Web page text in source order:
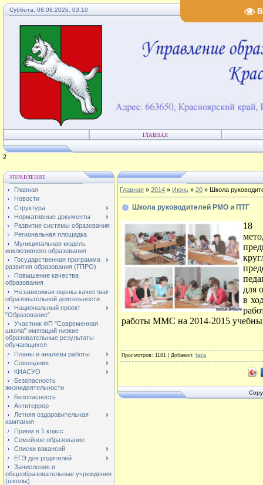
Суббота, 08.08.2026, 03:10
ГЛАВНАЯ
4
УПРАВЛЕНИЕ
Главная
Новости
Структура
Нормативные документы
Развитие системы образования
Региональная площадка
Муниципальная модель
инклюзивного образования
Государственная программа
развития образования (ГПРО)
Повышение качества
образования
Независимая оценка качества
образовательной деятельности
Национальный проект
"Образование"
Участник ФП "Современная
школа" имеющий низкие
образовательные результаты
обучающихся
Планы и анализы работы
Совещания
КИАСУО
Безопасность
жизнидеятельности
Безопасность
Антитеррор
Летняя оздоровительная
кампания
Прием в 1 класс
Семейное образование
Списки вакансий
ЕГЭ для родителей
Зачисление в
общеобразовательные учреждения
(школы)
Главная » 2014 » Июнь » 20 » Школа
Школа руководителей РМО и ПТГ
18
для
в
работы ММС на 2014-2015
Просмотров: 1181 | Добавил: faza